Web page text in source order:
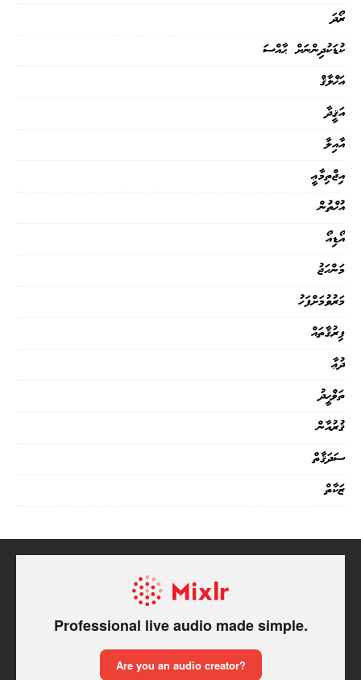
ރޯދަ
ކުޑަކުދިންނަށް ޙާއްސަ
އަޚްލާޤް
އަޤީދާ
އާއިލާ
އިޖްތިމާޢީ
އުޚްތުން
އޯޑިއޯ
މަންހަޖު
މަރުވުމަށްފަހު
ފިރުޤާތައް
ދުޢާ
ތަޥްޙީދު
ޤުރުއާން
ސަދަޤާތް
ޒަކާތް